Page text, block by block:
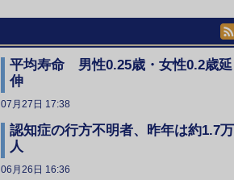
平均寿命 男性0.25歳・女性0.2歳延
伸
07月27日 17:38
認知症の行方不明者、昨年は約1.7万
人
06月26日 16:36